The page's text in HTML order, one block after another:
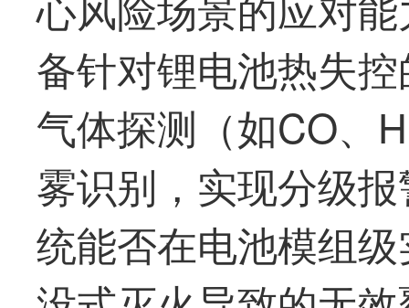
备针对锂电池热失
气体探测（如CO、
雾识别，实现分级
统能否在电池模组